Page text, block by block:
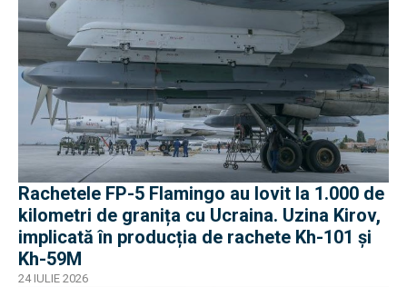
Rachetele FP-5 Flamingo au lovit la 1.000 de
kilometri de granița cu Ucraina. Uzina Kirov,
implicată în producția de rachete Kh-101 și
Kh-59M
24 IULIE 2026